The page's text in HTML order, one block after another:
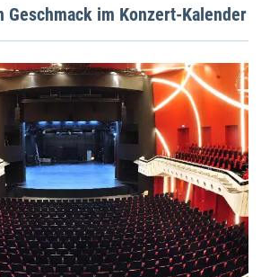
im Konzert-Kalender